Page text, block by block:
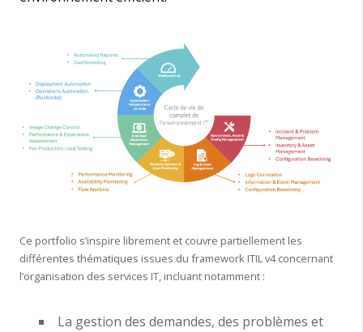
Ce portfolio s’inspire librement et couvre partiellement les
différentes thématiques issues du framework ITIL v4 concernant
l’organisation des services IT, incluant notamment :
La gestion des demandes, des problèmes et